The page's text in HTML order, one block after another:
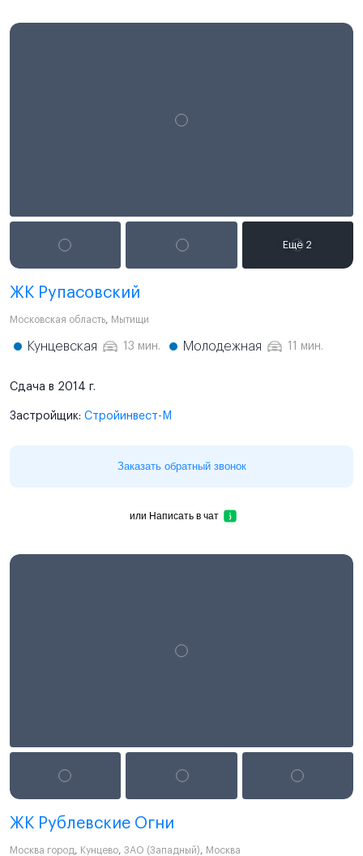
ЖК Рупасовский
Московская область, Мытищи
Кунцевская 13 мин. Молодежная 11 мин.
Сдача в 2014 г.
Застройщик: Стройинвест-М
Заказать обратный звонок
или Написать в чат
ЖК Рублевские Огни
Москва город, Кунцево, ЗАО (Западный), Москва